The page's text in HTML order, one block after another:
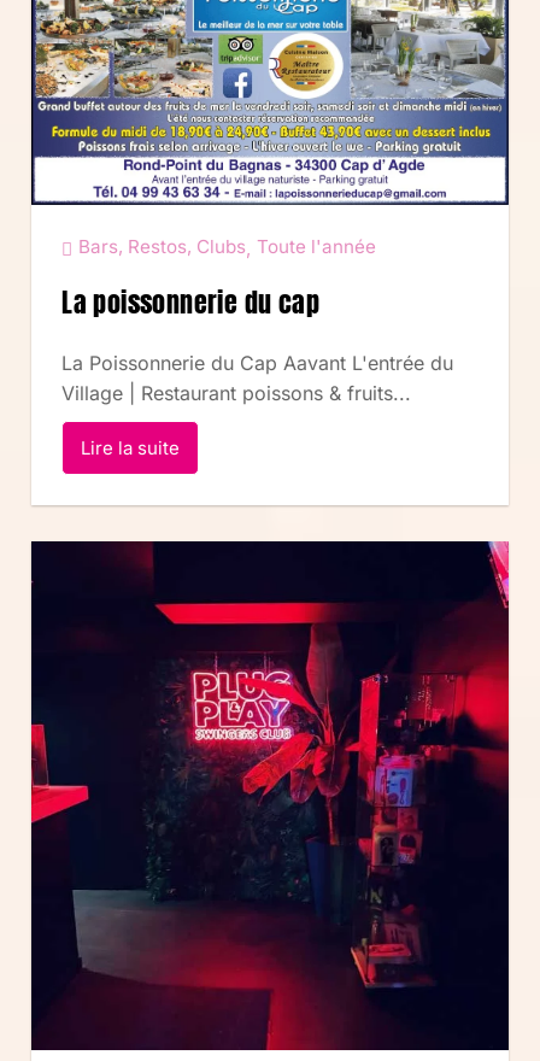
Bars, Restos, Clubs, Toute l'année
La poissonnerie du cap
La Poissonnerie du Cap Aavant L'entrée du
Village | Restaurant poissons & fruits...
Lire la suite